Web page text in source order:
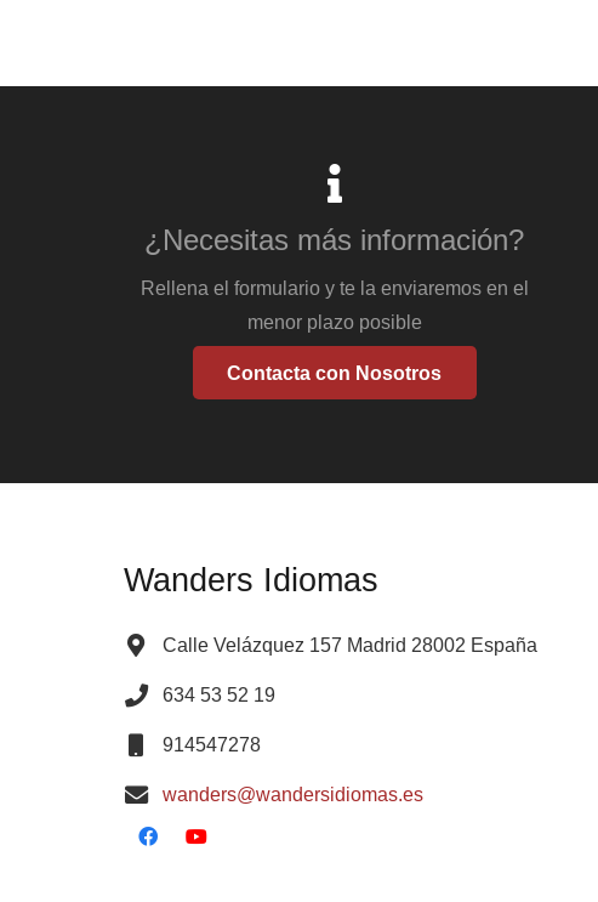
¿Necesitas más información?
Rellena el formulario y te la enviaremos en el
menor plazo posible
Contacta con Nosotros
Wanders Idiomas
Calle Velázquez 157 Madrid 28002 España
634 53 52 19
914547278
wanders@wandersidiomas.es